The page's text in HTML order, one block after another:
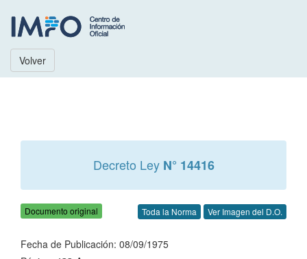
Volver
Decreto Ley N° 14416
Documento original Toda la Norma Ver Imagen del D.O.
Fecha de Publicación: 08/09/1975